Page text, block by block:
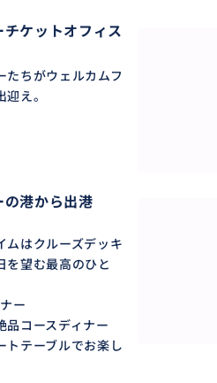
チケットオフィス
たちがウェルカムフ
迎え。
の港から出港
ムはクルーズデッキ
を望む最高のひと
ー
品コースディナー
トテーブルでお楽し